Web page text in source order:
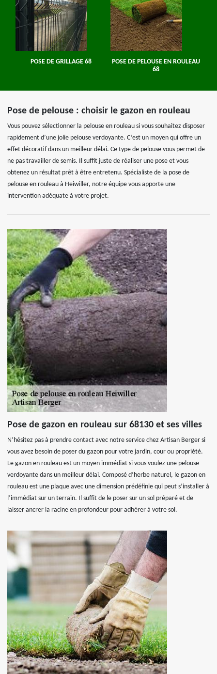
POSE DE GRILLAGE 68
POSE DE PELOUSE EN ROULEAU
68
Pose de pelouse : choisir le gazon en rouleau
Vous pouvez sélectionner la pelouse en rouleau si vous souhaitez disposer
rapidement d’une jolie pelouse verdoyante. C’est un moyen qui offre un
effet décoratif dans un meilleur délai. Ce type de pelouse vous permet de
ne pas travailler de semis. Il suffit juste de réaliser une pose et vous
obtenez un résultat prêt à être entretenu. Spécialiste de la pose de
pelouse en rouleau à Heiwiller, notre équipe vous apporte une
intervention adéquate à votre projet.
Pose de gazon en rouleau sur 68130 et ses villes
N’hésitez pas à prendre contact avec notre service chez Artisan Berger si
vous avez besoin de poser du gazon pour votre jardin, cour ou propriété.
Le gazon en rouleau est un moyen immédiat si vous voulez une pelouse
verdoyante dans un meilleur délai. Composé d’herbe naturel, le gazon en
rouleau est une plaque avec une dimension prédéfinie qui peut s’installer à
l’immédiat sur un terrain. Il suffit de le poser sur un sol préparé et de
laisser ancrer la racine en profondeur pour adhérer à votre sol.